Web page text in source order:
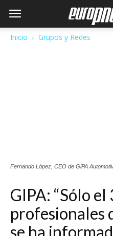
Inicio Grupos y Redes
Fernando López, CEO de GiPA
GIPA: “Sólo el
profesionales
se ha